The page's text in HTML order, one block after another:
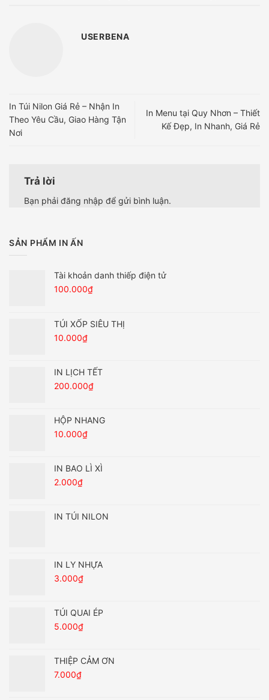
USERBENA
In Túi Nilon Giá Rẻ – Nhận In
Theo Yêu Cầu, Giao Hàng Tận
Nơi
In Menu tại Quy Nhơn – Thiết
Kế Đẹp, In Nhanh, Giá Rẻ
Trả lời
Bạn phải đăng nhập để gửi bình luận.
SẢN PHẨM IN ẤN
Tài khoản danh thiếp điện tử
100.000₫
TÚI XỐP SIÊU THỊ
10.000₫
IN LỊCH TẾT
200.000₫
HỘP NHANG
10.000₫
IN BAO LÌ XÌ
2.000₫
IN TÚI NILON
IN LY NHỰA
3.000₫
TÚI QUAI ÉP
5.000₫
THIỆP CẢM ƠN
7.000₫